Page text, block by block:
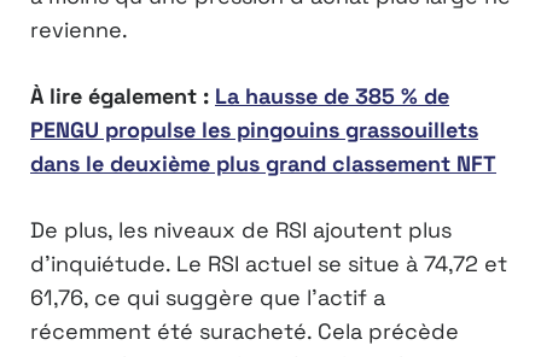
revienne.
À lire également : La hausse de 385 % de
PENGU propulse les pingouins grassouillets
dans le deuxième plus grand classement NFT
De plus, les niveaux de RSI ajoutent plus
d’inquiétude. Le RSI actuel se situe à 74,72 et
61,76, ce qui suggère que l’actif a
récemment été suracheté. Cela précède